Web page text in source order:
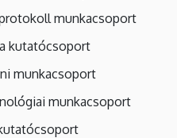
munkacsoport
kutatócsoport
munkacsoport
munkacsoport